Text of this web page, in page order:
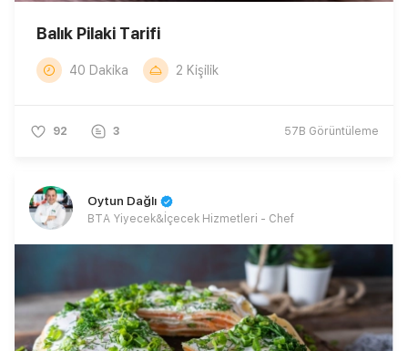
Balık Pilaki Tarifi
40 Dakika 2 Kişilik
92 3 57B Görüntüleme
Oytun Dağlı
BTA Yiyecek&İçecek Hizmetleri - Chef